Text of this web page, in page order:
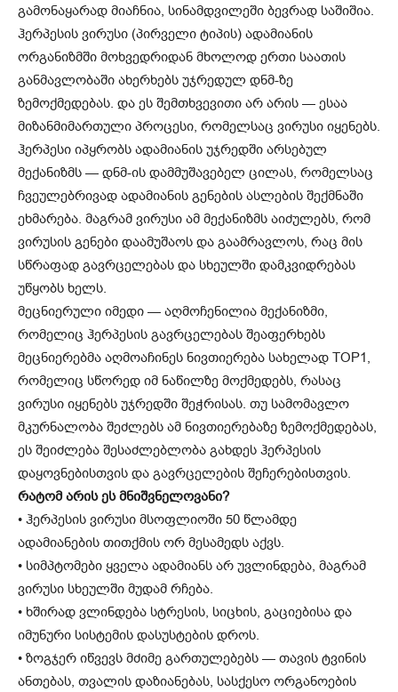
გამონაყარად მიაჩნია, სინამდვილეში ბევრად საშიშია.
ჰერპესის ვირუსი (პირველი ტიპის) ადამიანის
ორგანიზმში მოხვედრიდან მხოლოდ ერთი საათის
განმავლობაში ახერხებს უჯრედულ დნმ-ზე
ზემოქმედებას. და ეს შემთხვევითი არ არის — ესაა
მიზანმიმართული პროცესი, რომელსაც ვირუსი იყენებს.
ჰერპესი იპყრობს ადამიანის უჯრედში არსებულ
მექანიზმს — დნმ-ის დამმუშავებელ ცილას, რომელსაც
ჩვეულებრივად ადამიანის გენების ასლების შექმნაში
ეხმარება. მაგრამ ვირუსი ამ მექანიზმს აიძულებს, რომ
ვირუსის გენები დაამუშაოს და გაამრავლოს, რაც მის
სწრაფად გავრცელებას და სხეულში დამკვიდრებას
უწყობს ხელს.
მეცნიერული იმედი — აღმოჩენილია მექანიზმი,
რომელიც ჰერპესის გავრცელებას შეაფერხებს
მეცნიერებმა აღმოაჩინეს ნივთიერება სახელად TOP1,
რომელიც სწორედ იმ ნაწილზე მოქმედებს, რასაც
ვირუსი იყენებს უჯრედში შეჭრისას. თუ სამომავლო
მკურნალობა შეძლებს ამ ნივთიერებაზე ზემოქმედებას,
ეს შეიძლება შესაძლებლობა გახდეს ჰერპესის
დაყოვნებისთვის და გავრცელების შეჩერებისთვის.
რატომ არის ეს მნიშვნელოვანი?
• ჰერპესის ვირუსი მსოფლიოში 50 წლამდე
ადამიანების თითქმის ორ მესამედს აქვს.
• სიმპტომები ყველა ადამიანს არ უვლინდება, მაგრამ
ვირუსი სხეულში მუდამ რჩება.
• ხშირად ვლინდება სტრესის, სიცხის, გაციებისა და
იმუნური სისტემის დასუსტების დროს.
• ზოგჯერ იწვევს მძიმე გართულებებს — თავის ტვინის
ანთებას, თვალის დაზიანებას, სასქესო ორგანოების